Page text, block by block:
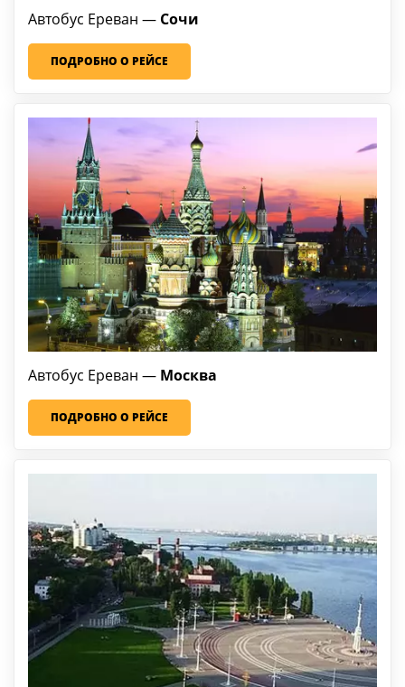
Автобус Ереван — Сочи
ПОДРОБНО О РЕЙСЕ
Автобус Ереван — Москва
ПОДРОБНО О РЕЙСЕ